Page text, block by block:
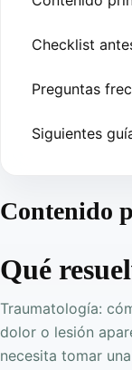
Checklist
Preguntas
Siguientes
Contenido
Qué
Traumatología:
dolor o lesión
necesita tomar